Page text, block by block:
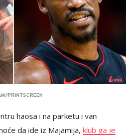
PRINTSCREEN
haosa i na parketu i van
da ide iz Majamija, klub ga je